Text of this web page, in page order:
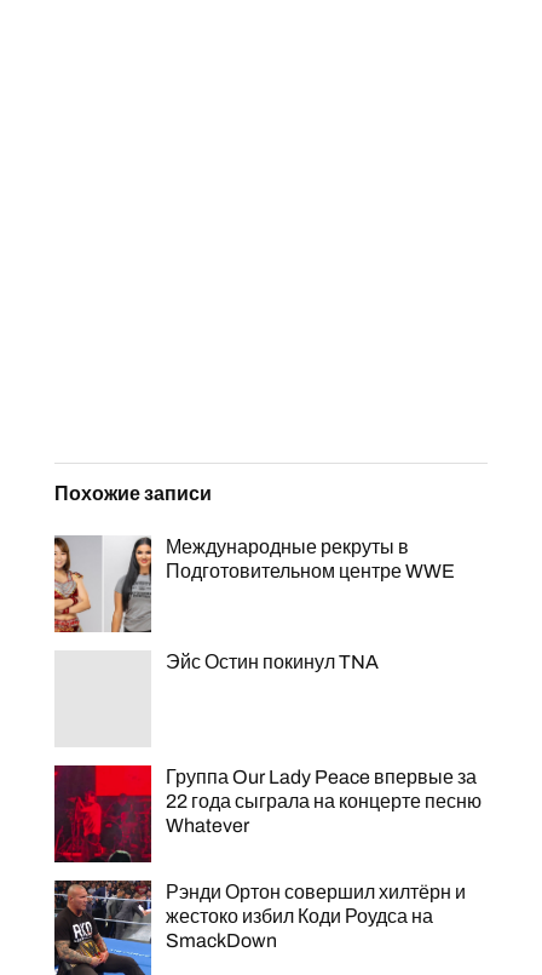
Похожие записи
Международные рекруты в
Подготовительном центре WWE
Эйс Остин покинул TNA
Группа Our Lady Peace впервые за
22 года сыграла на концерте песню
Whatever
Рэнди Ортон совершил хилтёрн и
жестоко избил Коди Роудса на
SmackDown